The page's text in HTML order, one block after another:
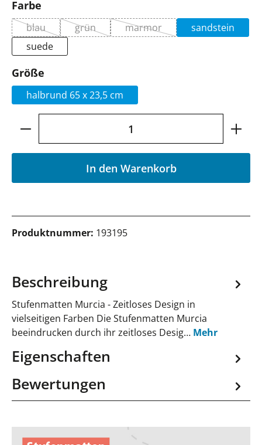
Farbe
blau(Diese Option ist zurzeit nicht verfügbar.)
grün(Diese Option ist zurzeit nicht verfügbar.)
marmor(Diese Option ist zurzeit nicht
sandstein
suede
Größe
halbrund 65 x 23,5 cm
Produkt Anzahl: Gib den gewünschten
In den Warenkorb
Produktnummer: 193195
Beschreibung
Stufenmatten Murcia - Zeitloses Design in
vielseitigen Farben Die Stufenmatten Murcia
beeindrucken durch ihr zeitloses Desig… Mehr
Eigenschaften
Bewertungen